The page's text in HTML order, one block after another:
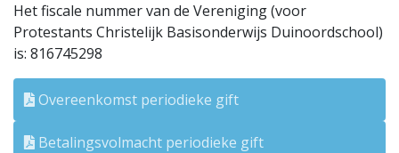
Het fiscale nummer van de Vereniging (voor
Protestants Christelijk Basisonderwijs Duinoordschool)
is: 816745298
Overeenkomst periodieke gift
Betalingsvolmacht periodieke gift